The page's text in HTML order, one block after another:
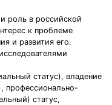
роль в российской
к проблеме
и развития его.
статус), владение
профессионально-
статус,